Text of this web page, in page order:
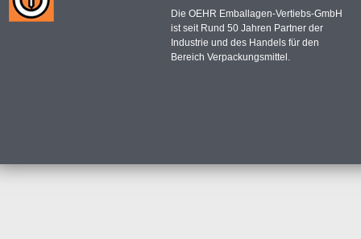
Die OEHR Emballagen-Vertiebs-GmbH
ist seit Rund 50 Jahren Partner der
Industrie und des Handels für den
Bereich Verpackungsmittel.